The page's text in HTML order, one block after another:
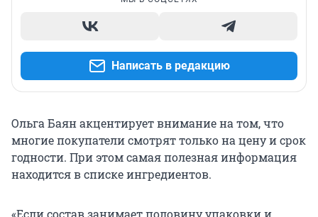
Написать в редакцию
Ольга Баян акцентирует внимание на том, что
многие покупатели смотрят только на цену и срок
годности. При этом самая полезная информация
находится в списке ингредиентов.